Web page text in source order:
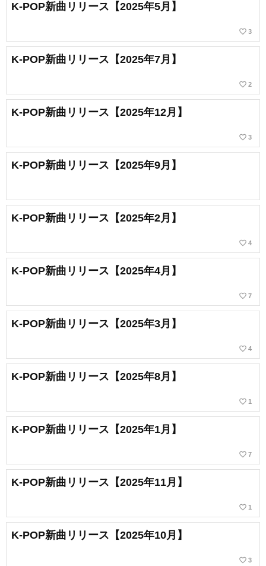
K-POP新曲リリース【2025年5月】
favorite_border 3
K-POP新曲リリース【2025年7月】
favorite_border 2
K-POP新曲リリース【2025年12月】
favorite_border 3
K-POP新曲リリース【2025年9月】
K-POP新曲リリース【2025年2月】
favorite_border 4
K-POP新曲リリース【2025年4月】
favorite_border 7
K-POP新曲リリース【2025年3月】
favorite_border 4
K-POP新曲リリース【2025年8月】
favorite_border 1
K-POP新曲リリース【2025年1月】
favorite_border 7
K-POP新曲リリース【2025年11月】
favorite_border 1
K-POP新曲リリース【2025年10月】
favorite_border 3